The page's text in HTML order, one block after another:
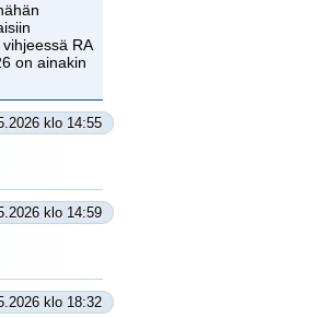
RA
on ainakin
klo 14:55
klo 14:59
klo 18:32